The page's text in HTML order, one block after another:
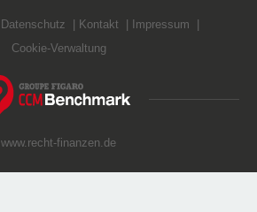
Datenschutz Kontakt
Impressum
Cookie-Verwaltung
www.recht-finanzen.de